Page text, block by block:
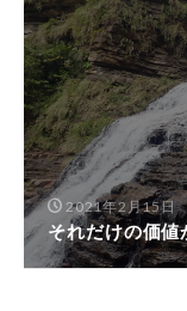
2021年2月15日
それだけの価